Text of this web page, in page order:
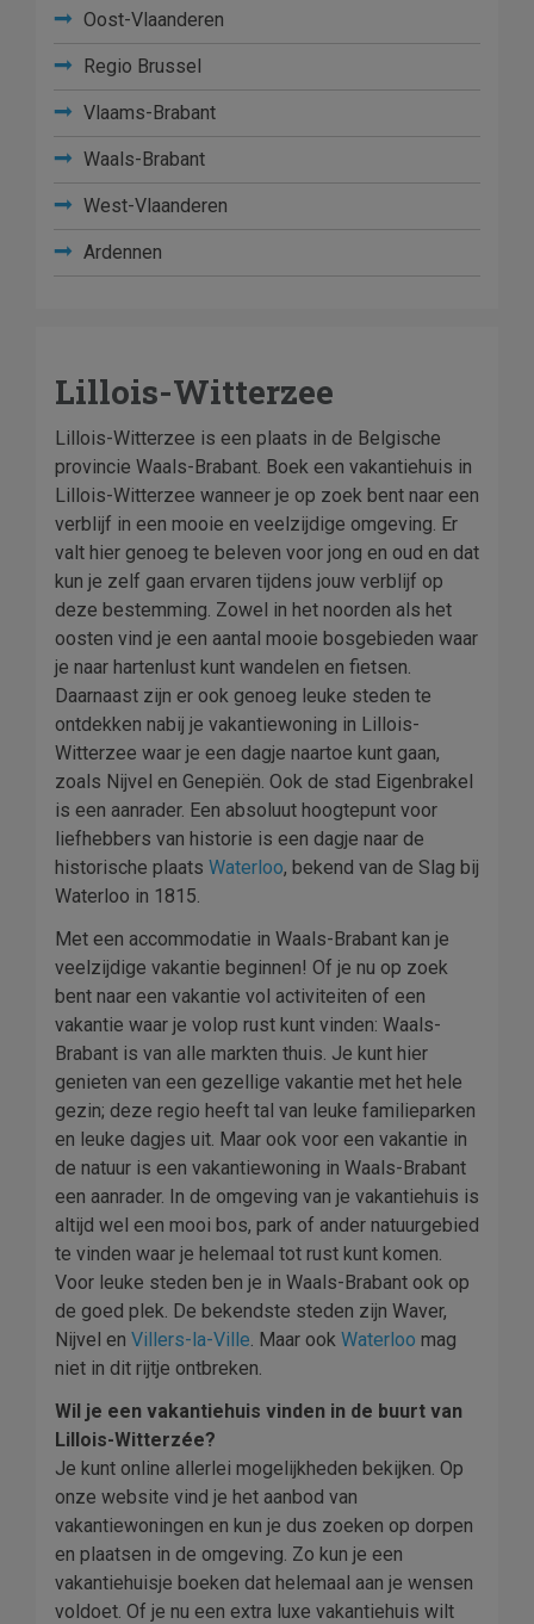
Oost-Vlaanderen
Regio Brussel
Vlaams-Brabant
Waals-Brabant
West-Vlaanderen
Ardennen
Lillois-Witterzee
Lillois-Witterzee is een plaats in de Belgische
provincie Waals-Brabant. Boek een vakantiehuis in
Lillois-Witterzee wanneer je op zoek bent naar een
verblijf in een mooie en veelzijdige omgeving. Er
valt hier genoeg te beleven voor jong en oud en dat
kun je zelf gaan ervaren tijdens jouw verblijf op
deze bestemming. Zowel in het noorden als het
oosten vind je een aantal mooie bosgebieden waar
je naar hartenlust kunt wandelen en fietsen.
Daarnaast zijn er ook genoeg leuke steden te
ontdekken nabij je vakantiewoning in Lillois-
Witterzee waar je een dagje naartoe kunt gaan,
zoals Nijvel en Genepiën. Ook de stad Eigenbrakel
is een aanrader. Een absoluut hoogtepunt voor
liefhebbers van historie is een dagje naar de
historische plaats Waterloo, bekend van de Slag bij
Waterloo in 1815.
Met een accommodatie in Waals-Brabant kan je
veelzijdige vakantie beginnen! Of je nu op zoek
bent naar een vakantie vol activiteiten of een
vakantie waar je volop rust kunt vinden: Waals-
Brabant is van alle markten thuis. Je kunt hier
genieten van een gezellige vakantie met het hele
gezin; deze regio heeft tal van leuke familieparken
en leuke dagjes uit. Maar ook voor een vakantie in
de natuur is een vakantiewoning in Waals-Brabant
een aanrader. In de omgeving van je vakantiehuis is
altijd wel een mooi bos, park of ander natuurgebied
te vinden waar je helemaal tot rust kunt komen.
Voor leuke steden ben je in Waals-Brabant ook op
de goed plek. De bekendste steden zijn Waver,
Nijvel en Villers-la-Ville. Maar ook Waterloo mag
niet in dit rijtje ontbreken.
Wil je een vakantiehuis vinden in de buurt van
Lillois-Witterzée?
Je kunt online allerlei mogelijkheden bekijken. Op
onze website vind je het aanbod van
vakantiewoningen en kun je dus zoeken op dorpen
en plaatsen in de omgeving. Zo kun je een
vakantiehuisje boeken dat helemaal aan je wensen
voldoet. Of je nu een extra luxe vakantiehuis wilt